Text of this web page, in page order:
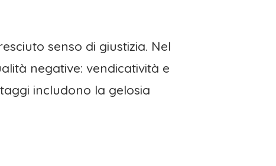
senso di giustizia. Nel
negative: vendicatività e
includono la gelosia